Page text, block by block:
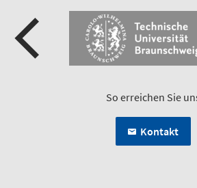
So erreichen Sie
Kontakt